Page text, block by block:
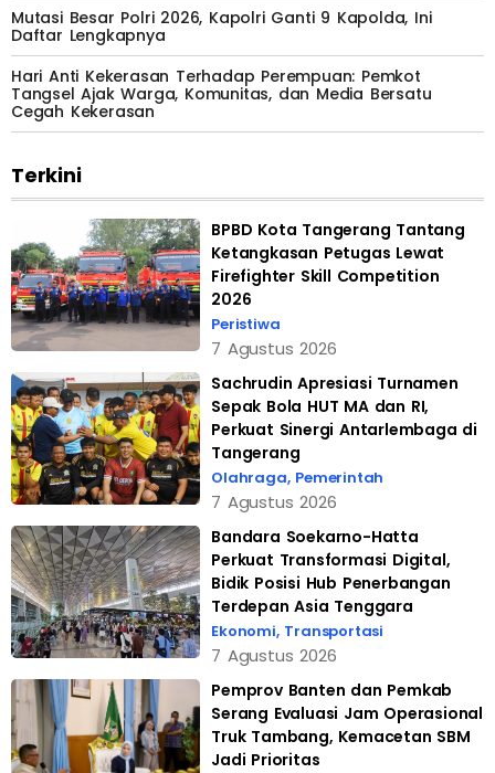
Mutasi Besar Polri 2026, Kapolri Ganti 9 Kapolda, Ini
Daftar Lengkapnya
Hari Anti Kekerasan Terhadap Perempuan: Pemkot
Tangsel Ajak Warga, Komunitas, dan Media Bersatu
Cegah Kekerasan
Terkini
BPBD Kota Tangerang Tantang
Ketangkasan Petugas Lewat
Firefighter Skill Competition
2026
Peristiwa
7 Agustus 2026
Sachrudin Apresiasi Turnamen
Sepak Bola HUT MA dan RI,
Perkuat Sinergi Antarlembaga di
Tangerang
Olahraga, Pemerintah
7 Agustus 2026
Bandara Soekarno-Hatta
Perkuat Transformasi Digital,
Bidik Posisi Hub Penerbangan
Terdepan Asia Tenggara
Ekonomi, Transportasi
7 Agustus 2026
Pemprov Banten dan Pemkab
Serang Evaluasi Jam Operasional
Truk Tambang, Kemacetan SBM
Jadi Prioritas